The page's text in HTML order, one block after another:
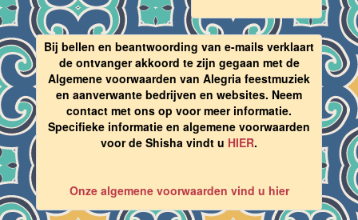
Bij bellen en beantwoording van e-mails verklaart
de ontvanger akkoord te zijn gegaan met de
Algemene voorwaarden van Alegria feestmuziek
en aanverwante bedrijven en websites. Neem
contact met ons op voor meer informatie.
Specifieke informatie en algemene voorwaarden
voor de Shisha vindt u HIER.
Onze algemene voorwaarden vind u hier